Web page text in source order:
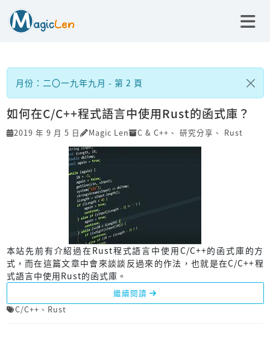
月份：二〇一九年九月 - 第 2 頁
如何在C/C++程式語言中使用Rust的函式庫？
2019 年 9 月 5 日 Magic Len C & C++ 、 研究分享 、 Rust
本站先前有介紹過在Rust程式語言中使用C/C++的函式庫的方
式，而在這篇文章中會來談談反過來的作法，也就是在C/C++程
式語言中使用Rust的函式庫。
繼續閱讀
C/C++ 、 Rust